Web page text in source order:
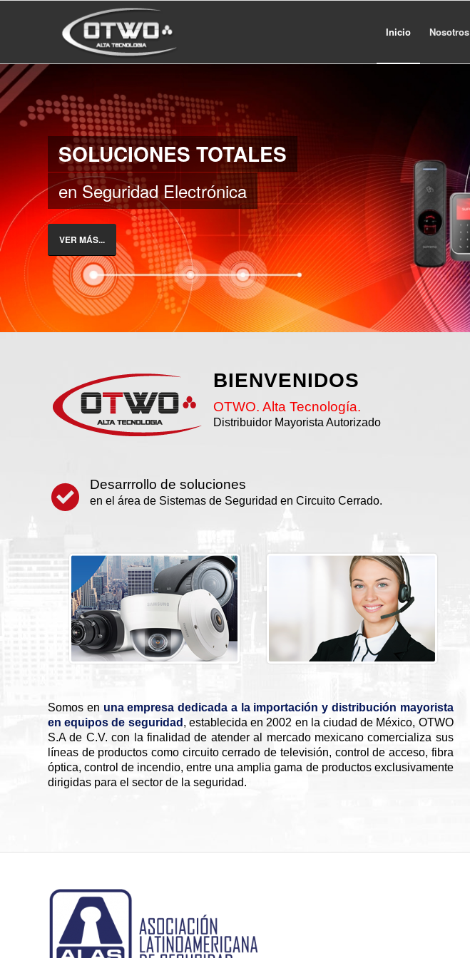
Inicio Nosotros
SOLUCIONES TOTALES
en Seguridad Electrónica
VER MÁS...
BIENVENIDOS
OTWO. Alta Tecnología.
Distribuidor Mayorista Autorizado
Desarrrollo de soluciones
en el área de Sistemas de Seguridad en Circuito Cerrado.
Somos en una empresa dedicada a la importación y distribución mayorista
en equipos de seguridad , establecida en 2002 en la ciudad de México, OTWO
S.A de C.V. con la finalidad de atender al mercado mexicano comercializa sus
líneas de productos como circuito cerrado de televisión, control de acceso, fibra
óptica, control de incendio, entre una amplia gama de productos exclusivamente
dirigidas para el sector de la seguridad.